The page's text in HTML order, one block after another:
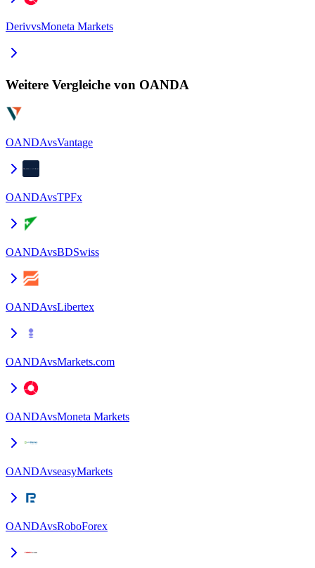
DerivvsMoneta Markets
Weitere Vergleiche von OANDA
OANDAvsVantage
OANDAvsTPFx
OANDAvsBDSwiss
OANDAvsLibertex
OANDAvsMarkets.com
OANDAvsMoneta Markets
OANDAvseasyMarkets
OANDAvsRoboForex